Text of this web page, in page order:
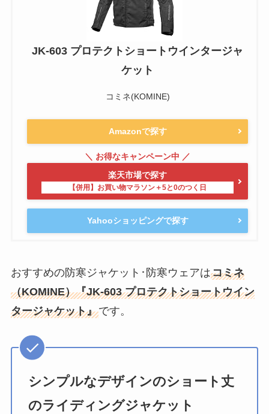
JK-603 プロテクトショートウインタージャ
ケット
コミネ(KOMINE)
Amazonで探す
楽天市場で探す
Yahooショッピングで探す
おすすめの防寒ジャケット･防寒ウェアはコミネ
（KOMINE）『JK-603 プロテクトショートウイン
タージャケット』です。
シンプルなデザインのショート丈
のライディングジャケット